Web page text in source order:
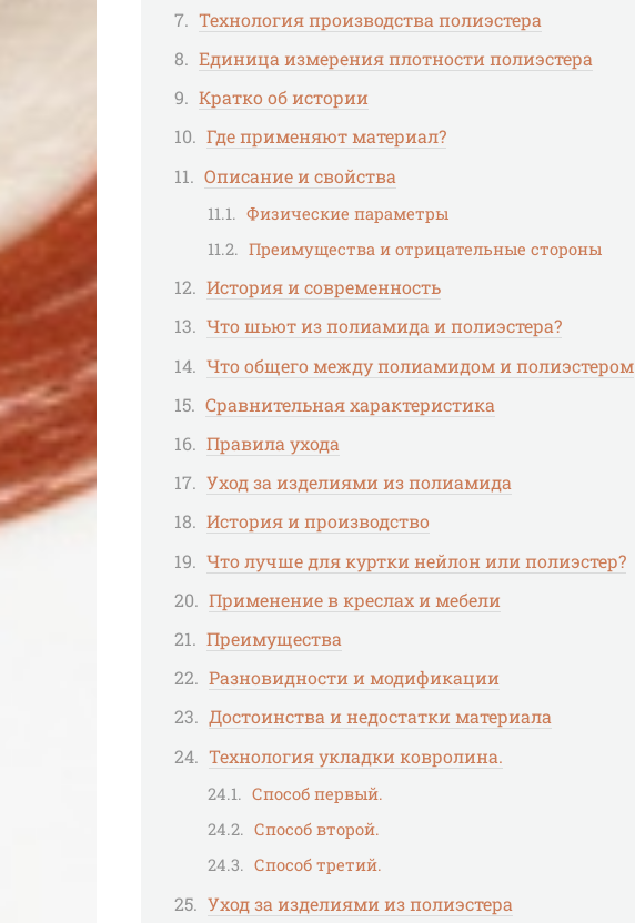
Технология производства полиэстера
Единица измерения плотности полиэстера
Кратко об истории
Где применяют материал?
Описание и свойства
Физические параметры
Преимущества и отрицательные стороны
История и современность
Что шьют из полиамида и полиэстера?
Что общего между полиамидом и полиэстером
Сравнительная характеристика
Правила ухода
Уход за изделиями из полиамида
История и производство
Что лучше для куртки нейлон или полиэстер?
Применение в креслах и мебели
Преимущества
Разновидности и модификации
Достоинства и недостатки материала
Технология укладки ковролина.
Способ первый.
Способ второй.
Способ третий.
Уход за изделиями из полиэстера